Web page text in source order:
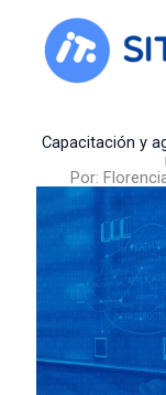
content
Capacitación y
Por: